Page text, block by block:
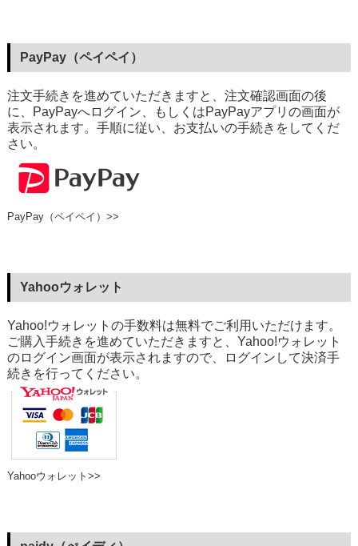
PayPay（ペイペイ）
注文手続きを進めていただきますと、注文確認画面の後
に、PayPayへログイン、もしくはPayPayアプリの画面が
表示されます。手順に従い、お支払いの手続きをしてくだ
さい。
PayPay（ペイペイ）>>
Yahooウォレット
Yahoo!ウォレットの手数料は無料でご利用いただけます。
ご購入手続きを進めていただきますと、Yahoo!ウォレット
のログイン画面が表示されますので、ログインして決済手
続きを行ってください。
Yahooウォレット>>